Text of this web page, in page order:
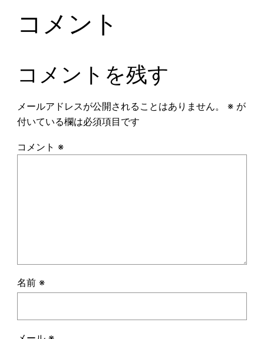
コメント
コメントを残す
メールアドレスが公開されることはありません。 ※が
付いている欄は必須項目です
コメント ※
名前 ※